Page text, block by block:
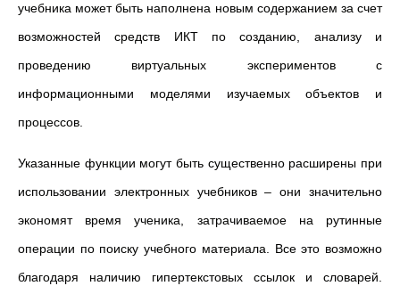
учебника может быть наполнена новым содержанием за счет
возможностей средств ИКТ по созданию, анализу и
проведению виртуальных экспериментов с
информационными моделями изучаемых объектов и
процессов.
Указанные функции могут быть существенно расширены при
использовании электронных учебников – они значительно
экономят время ученика, затрачиваемое на рутинные
операции по поиску учебного материала. Все это возможно
благодаря наличию гипертекстовых ссылок и словарей.